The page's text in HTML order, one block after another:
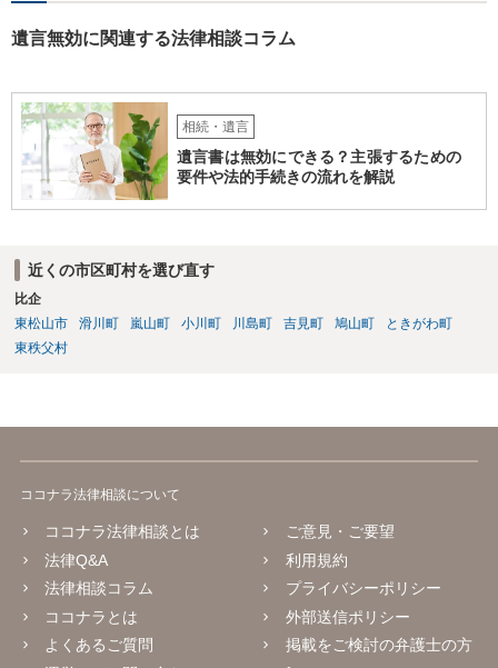
遺言無効に関連する法律相談コラム
相続・遺言
遺言書は無効にできる？主張するための
要件や法的手続きの流れを解説
近くの市区町村を選び直す
比企
東松山市
滑川町 嵐山町 小川町 川島町 吉見町 鳩山町
ときがわ町
東秩父村
ココナラ法律相談について
ココナラ法律相談とは
法律Q&A
法律相談コラム
ココナラとは
よくあるご質問
ご意見・ご要望
利用規約
プライバシーポリシー
外部送信ポリシー
掲載をご検討の弁護士の方